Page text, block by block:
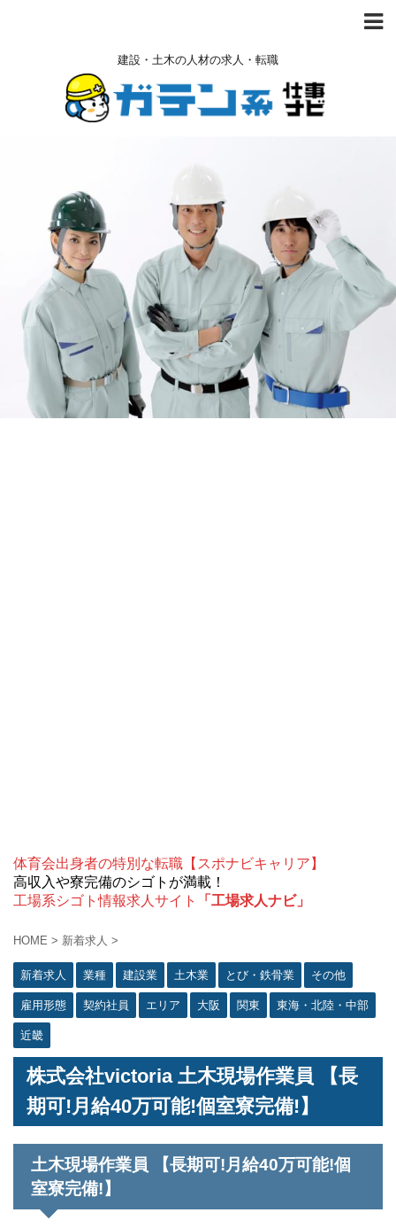
建設・土木の人材の求人・転職
体育会出身者の特別な転職【スポナビキャリア】
高収入や寮完備のシゴトが満載！
工場系シゴト情報求人サイト
「工場求人ナビ」
HOME > 新着求人 >
新着求人 業種 建設業 土木業 とび・鉄骨業 その他
雇用形態 契約社員 エリア 大阪 関東 東海・北陸・中部
近畿
株式会社victoria 土木現場作業員 【長
期可!月給40万可能!個室寮完備!】
土木現場作業員 【長期可!月給40万可能!個
室寮完備!】